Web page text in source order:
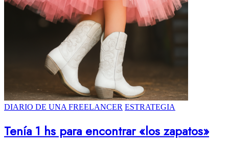
DIARIO DE UNA FREELANCER ESTRATEGIA
Tenía 1 hs para encontrar «los zapatos»